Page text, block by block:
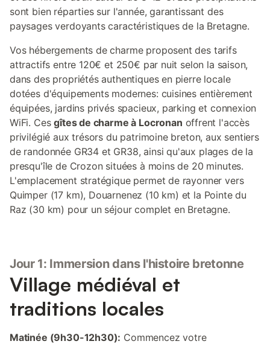
sont bien réparties sur l'année, garantissant des
paysages verdoyants caractéristiques de la Bretagne.
Vos hébergements de charme proposent des tarifs
attractifs entre 120€ et 250€ par nuit selon la saison,
dans des propriétés authentiques en pierre locale
dotées d'équipements modernes: cuisines entièrement
équipées, jardins privés spacieux, parking et connexion
WiFi. Cesgîtes de charme à Locronan offrent l'accès
privilégié aux trésors du patrimoine breton, aux sentiers
de randonnée GR34 et GR38, ainsi qu'aux plages de la
presqu'île de Crozon situées à moins de 20 minutes.
L'emplacement stratégique permet de rayonner vers
Quimper (17 km), Douarnenez (10 km) et la Pointe du
Raz (30 km) pour un séjour complet en Bretagne.
Jour 1: Immersion dans l'histoire bretonne
Village médiéval et
traditions locales
Matinée (9h30-12h30): Commencez votre